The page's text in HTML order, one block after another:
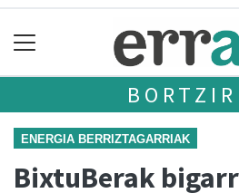
ENERGIA BERRIZTAGARRIAK
BixtuBerak